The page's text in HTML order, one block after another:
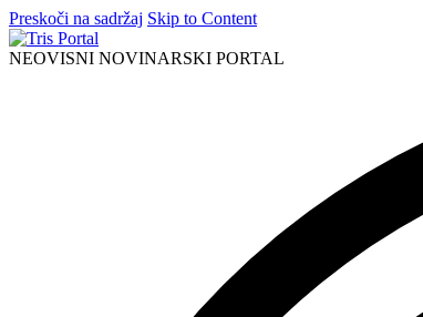
Preskoči na sadržaj Skip to Content
NEOVISNI NOVINARSKI PORTAL